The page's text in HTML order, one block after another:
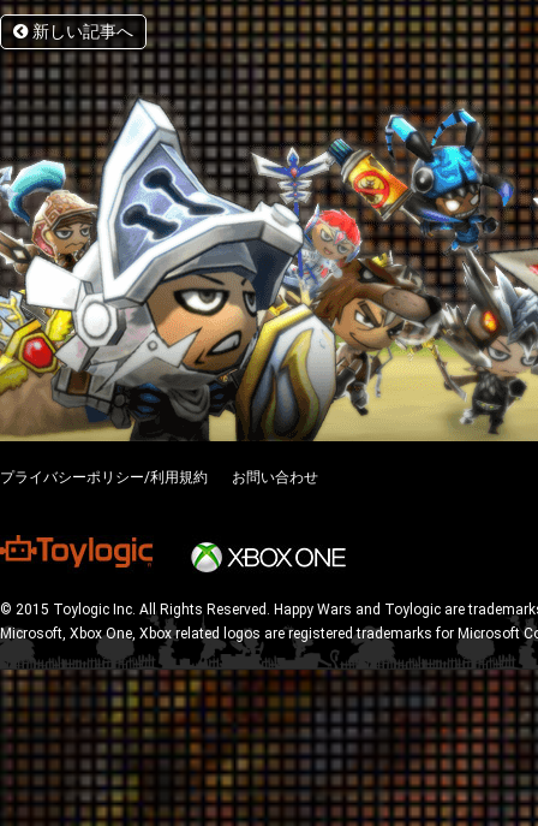
新しい記事へ
プライバシーポリシー/利用規約 お問い合わせ
© 2015 Toylogic Inc. All Rights Reserved. Happy Wars and Toylogic are
Microsoft, Xbox One, Xbox related logos are registered trademarks for Microsoft